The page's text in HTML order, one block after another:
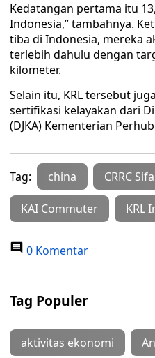
Kedatangan pertama itu
Indonesia,” tambahnya.
tiba di Indonesia, mereka
terlebih dahulu dengan
kilometer.
Selain itu, KRL tersebut
sertifikasi kelayakan dari
(DJKA) Kementerian
Tag: china CRRC
KAI Commuter KRL
0 Komentar
Tag Populer
aktivitas ekonomi